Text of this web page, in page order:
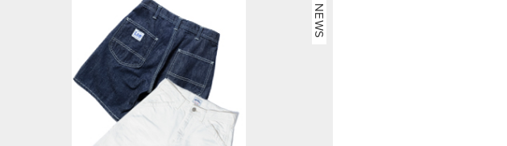
NEWS